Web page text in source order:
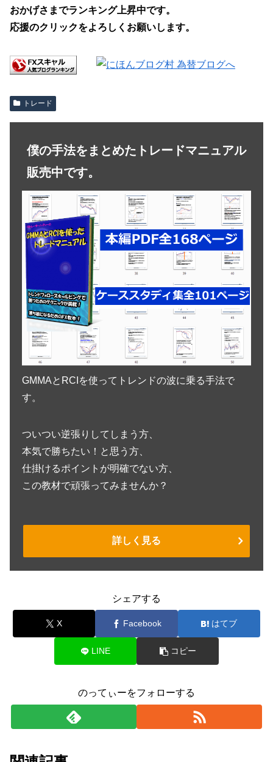
おかげさまでランキング上昇中です。
応援のクリックをよろしくお願いします。
トレード
僕の手法をまとめたトレードマニュアル
販売中です。
GMMAとRCIを使ってトレンドの波に乗る手法で
す。
ついつい逆張りしてしまう方、
本気で勝ちたい！と思う方、
仕掛けるポイントが明確でない方、
この教材で頑張ってみませんか？
詳しく見る
シェアする
X Facebook はてブ
LINE コピー
のってぃーをフォローする